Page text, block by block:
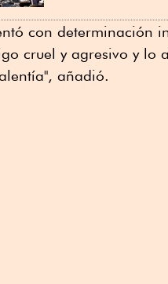
con determinación
cruel y agresivo y lo
añadió.